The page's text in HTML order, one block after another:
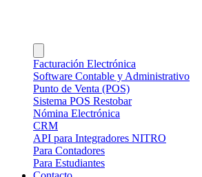
Facturación Electrónica
Software Contable y Administrativo
Punto de Venta (POS)
Sistema POS Restobar
Nómina Electrónica
CRM
API para Integradores NITRO
Para Contadores
Para Estudiantes